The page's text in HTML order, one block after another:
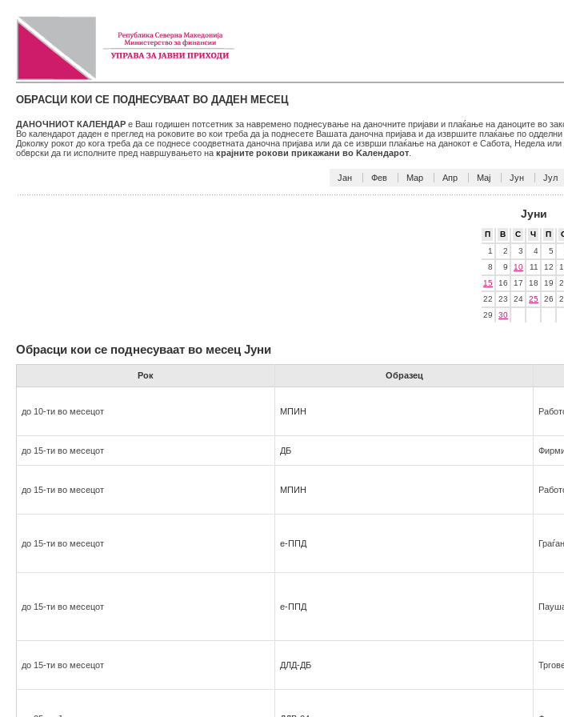
ОБРАСЦИ КОИ СЕ ПОДНЕСУВААТ ВО ДАДЕН МЕСЕЦ
ДАНОЧНИОТ КАЛЕНДАР е Ваш годишен потсетник за навремено поднесување на даночните пријави и плаќање на даноците во
Во календарот даден е преглед на роковите во кои треба да ја поднесете Вашата даночна пријава и да извршите плаќање по одделни
Доколку рокот до кога треба да се поднесе соодветната даночна пријава или да се изврши плаќање на данокот е Сабота, Недела
обврски да ги исполните пред навршувањето на крајните рокови прикажани во Kалендарот
Јан Фев Мар Апр Мај Јун Јул
Јуни
П В С Ч П
1
2 3 4 5
8
9 10 11 12
15
16 17 18 19
22
23 24 25 26
29
30
Обрасци кои се поднесуваат во месец Јуни
Рок Образец
до 10-ти во месецот МПИН
до 15-ти во месецот ДБ
до 15-ти во месецот МПИН
до 15-ти во месецот е-ППД
до 15-ти во месецот е-ППД
до 15-ти во месецот ДЛД-ДБ